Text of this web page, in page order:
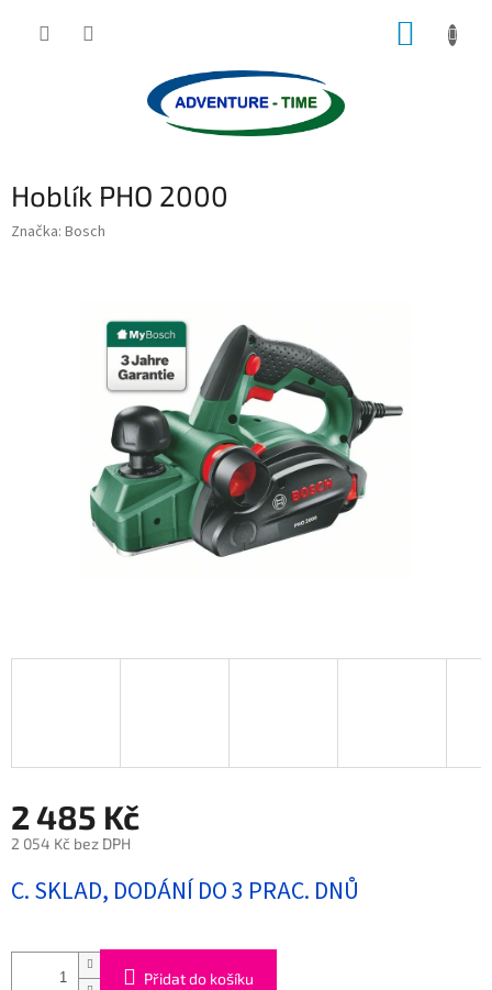
Hoblík PHO 2000
Značka: Bosch
2 485 Kč
2 054 Kč bez DPH
cena:
C. SKLAD, DODÁNÍ DO 3 PRAC. DNŮ
Přidat do košíku